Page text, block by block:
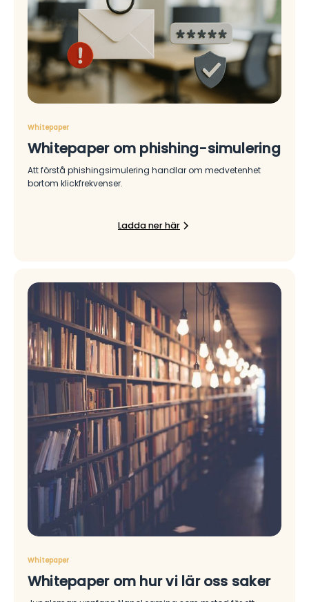
Whitepaper
Whitepaper om phishing-simulering
Att förstå phishingsimulering handlar om medvetenhet
bortom klickfrekvenser.
Ladda ner här
Whitepaper
Whitepaper om hur vi lär oss saker